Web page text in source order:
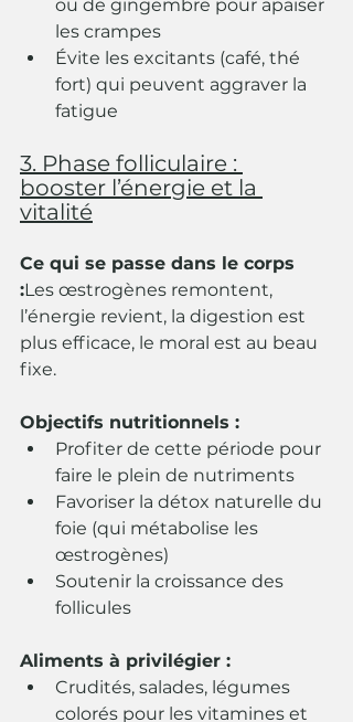
ou de gingembre pour apaiser
les crampes
Évite les excitants (café, thé
fort) qui peuvent aggraver la
fatigue
3. Phase folliculaire :
booster l’énergie et la
vitalité
Ce qui se passe dans le corps
:Les œstrogènes remontent,
l’énergie revient, la digestion est
plus efficace, le moral est au beau
fixe.
Objectifs nutritionnels :
Profiter de cette période pour
faire le plein de nutriments
Favoriser la détox naturelle du
foie (qui métabolise les
œstrogènes)
Soutenir la croissance des
follicules
Aliments à privilégier :
Crudités, salades, légumes
colorés pour les vitamines et